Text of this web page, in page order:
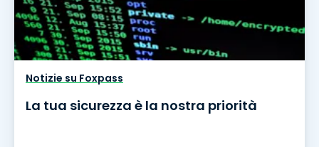
Notizie su Foxpass
La tua sicurezza è la nostra priorità